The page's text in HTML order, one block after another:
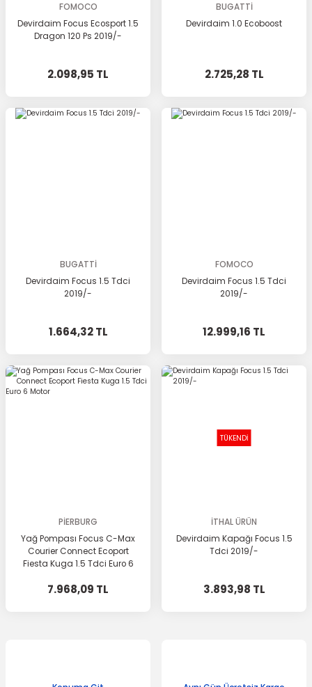
FOMOCO
Devirdaim Focus Ecosport 1.5
Dragon 120 Ps 2019/-
2.098,95 TL
BUGATTİ
Devirdaim 1.0 Ecoboost
2.725,28 TL
BUGATTİ
Devirdaim Focus 1.5 Tdci
2019/-
1.664,32 TL
FOMOCO
Devirdaim Focus 1.5 Tdci
2019/-
12.999,16 TL
PİERBURG
Yağ Pompası Focus C-Max
Courier Connect Ecoport
Fiesta Kuga 1.5 Tdci Euro 6
7.968,09 TL
TÜKENDİ
İTHAL ÜRÜN
Devirdaim Kapağı Focus 1.5
Tdci 2019/-
3.893,98 TL